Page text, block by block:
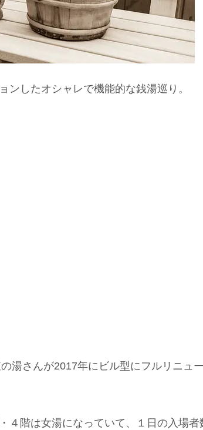
ンしたオシャレで機能的な銭湯巡り。
湯さんが2017年にビル型にフルリニュ
４階は女湯になっていて、１日の入場者